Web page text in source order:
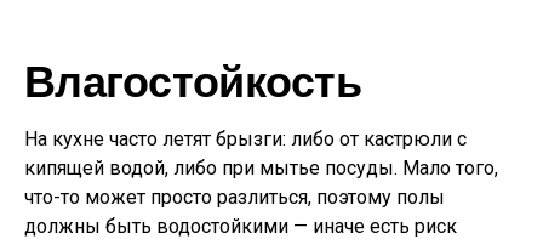
Влагостойкость
На кухне часто летят брызги: либо от кастрюли с
кипящей водой, либо при мытье посуды. Мало того,
что-то может просто разлиться, поэтому полы
должны быть водостойкими — иначе есть риск